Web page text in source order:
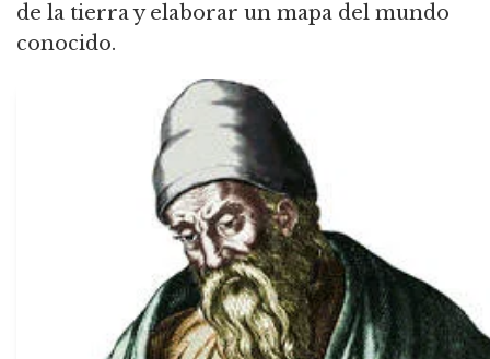
de la tierra y elaborar un mapa del mundo
conocido.